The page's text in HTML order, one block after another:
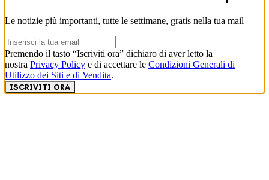
Le notizie più importanti, tutte le settimane, gratis nella tua mail
Premendo il tasto “Iscriviti ora” dichiaro di aver letto la
nostra Privacy Policy e di accettare le Condizioni Generali di
Utilizzo dei Siti e di Vendita.
ISCRIVITI ORA